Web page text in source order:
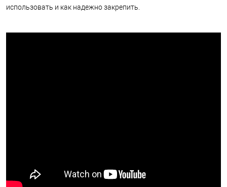
использовать и как надежно закрепить.